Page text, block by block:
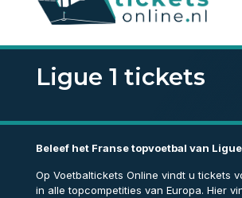
Ligue 1 tickets
Beleef het Franse topvoetbal van Ligue
Op Voetbaltickets Online vindt u tickets
in alle topcompetities van Europa. Hier